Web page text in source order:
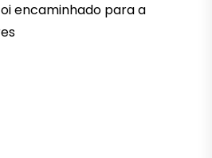
encaminhado para a